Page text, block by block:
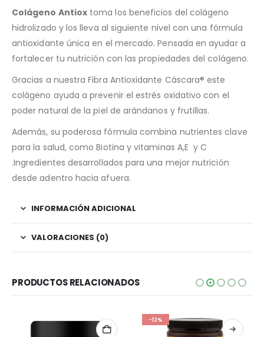
Colágeno Antiox toma los beneficios del colágeno
hidrolizado y los lleva al siguiente nivel con una fórmula
antioxidante única en el mercado. Pensada en ayudar a
fortalecer tu nutrición con las propiedades del colágeno.
Gracias a nuestra Fibra Antioxidante Cáscara® este
colágeno ayuda a prevenir el estrés oxidativo con el
poder natural de la piel de arándanos y frutillas.
Además, su poderosa fórmula combina nutrientes clave
para la salud, como Biotina y vitaminas A,E y C
.Ingredientes desarrollados para una mejor nutrición
desde adentro hacia afuera.
INFORMACIÓN ADICIONAL
VALORACIONES (0)
PRODUCTOS RELACIONADOS
-12%